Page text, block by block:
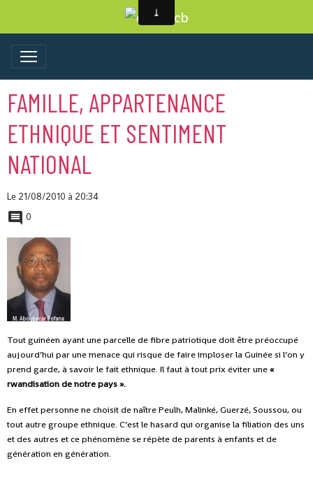
FAMILLE, APPARTENANCE
ETHNIQUE ET SENTIMENT
NATIONAL
Le 21/08/2010 à 20:34
0
Tout guinéen ayant une parcelle de fibre patriotique doit être préoccupé
aujourd’hui par une menace qui risque de faire imploser la Guinée si l’on y
prend garde, à savoir le fait ethnique. Il faut à tout prix éviter une«
rwandisation de notre pays ».
En effet personne ne choisit de naître Peulh, Malinké, Guerzé, Soussou, ou
tout autre groupe ethnique. C’est le hasard qui organise la filiation des uns
et des autres et ce phénomène se répète de parents à enfants et de
génération en génération.